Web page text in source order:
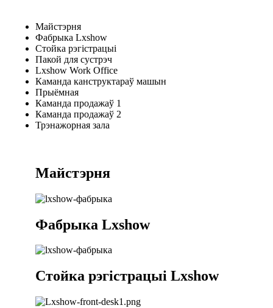
Майстэрня
Фабрыка Lxshow
Стойка рэгістрацыі
Пакой для сустрэч
Lxshow Work Office
Каманда канструктараў машын
Прыёмная
Каманда продажаў 1
Каманда продажаў 2
Трэнажорная зала
Майстэрня
Фабрыка Lxshow
Стойка рэгістрацыі Lxshow